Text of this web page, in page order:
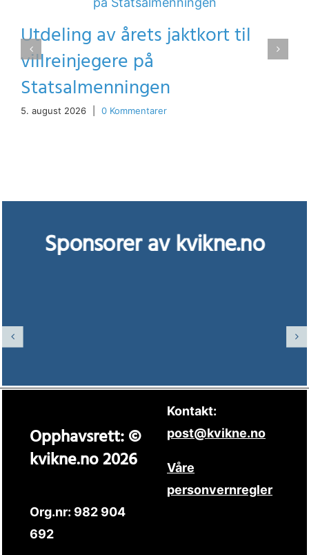
Utdeling av årets jaktkort til
villreinjegere på
Statsalmenningen
5. august 2026 0 Kommentarer
Sponsorer av kvikne.no
Opphavsrett: ©
kvikne.no 2026
Org.nr: 982 904
692
Kontakt:
post@kvikne.no
Våre
personvernregler